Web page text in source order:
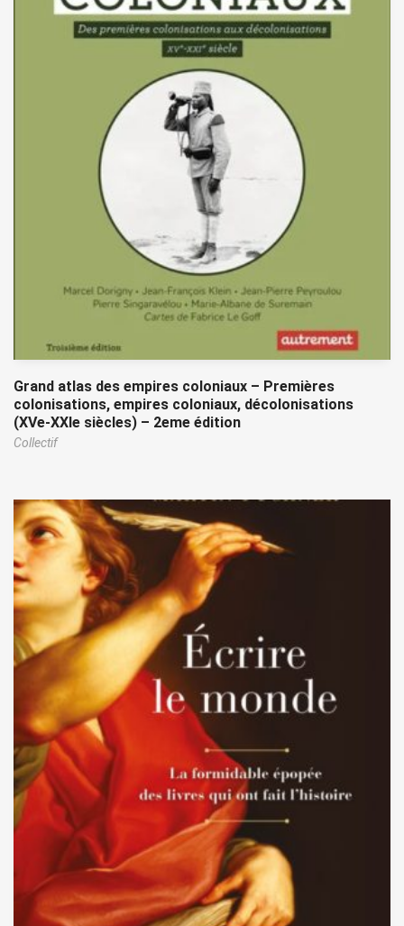
Grand atlas des empires coloniaux – Premières
colonisations, empires coloniaux, décolonisations
(XVe-XXIe siècles) – 2eme édition
Collectif